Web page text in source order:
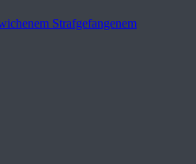
Strafgefangenem